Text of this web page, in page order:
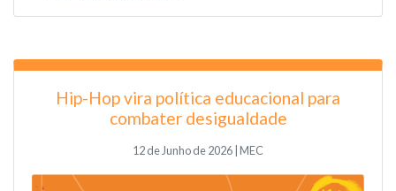
Hip-Hop vira política educacional para
combater desigualdade
12 de Junho de 2026 | MEC